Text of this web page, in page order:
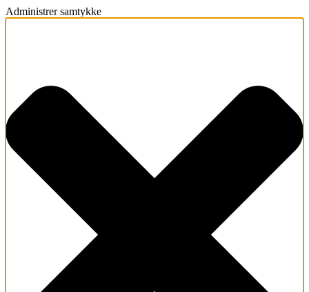
Administrer samtykke